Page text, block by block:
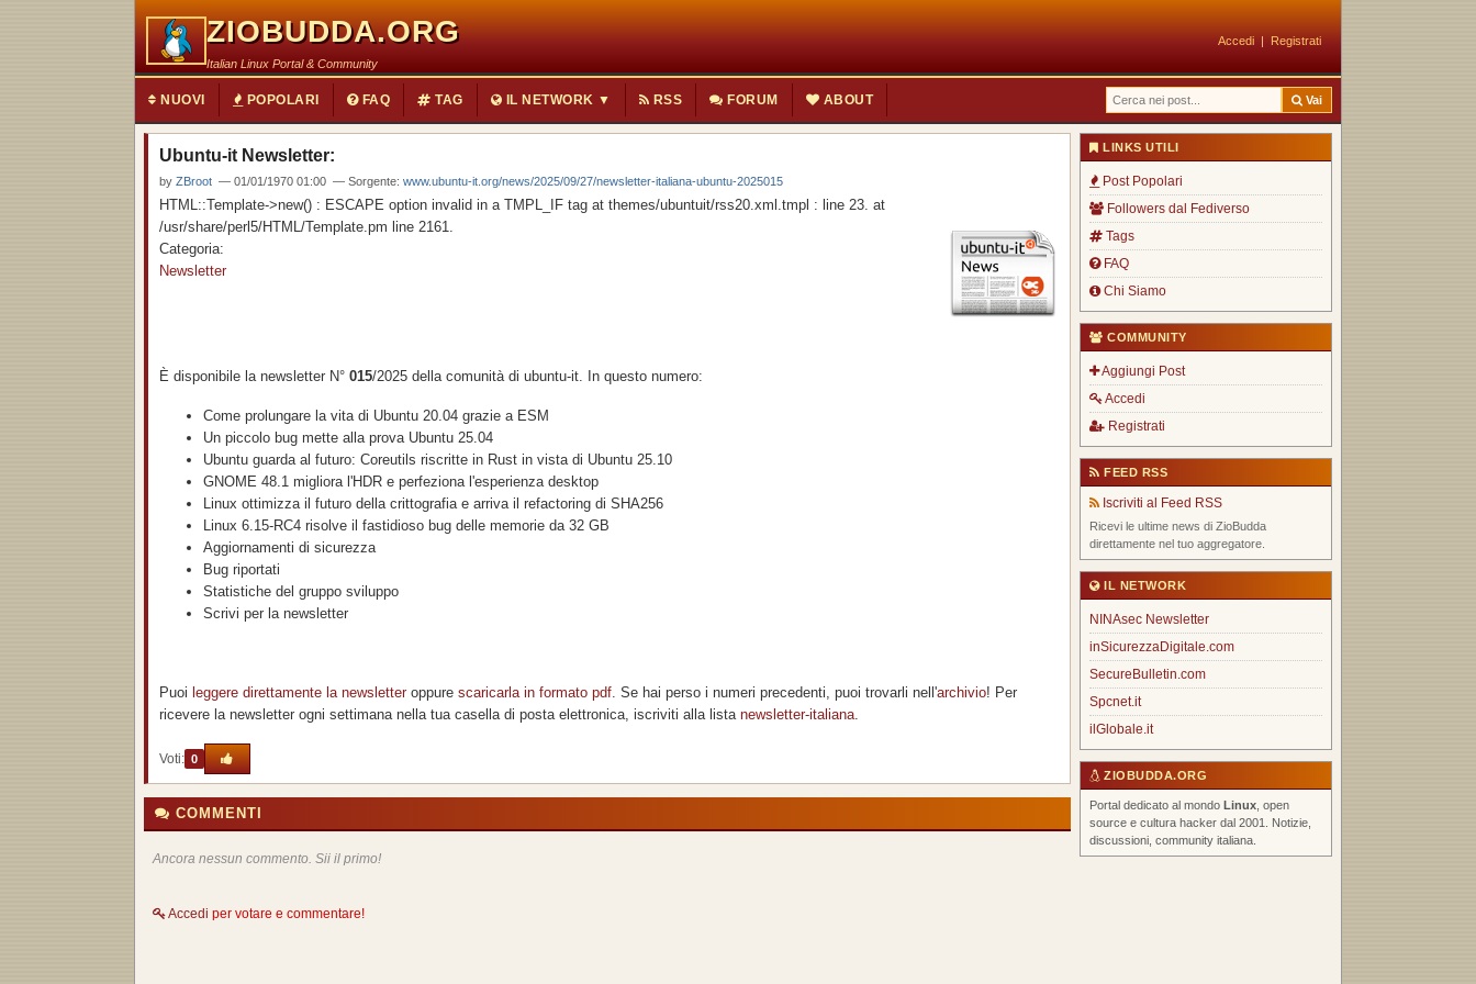
ZIOBUDDA.ORG
Italian Linux Portal & Community
Accedi | Registrati
NUOVI POPOLARI FAQ TAG IL NETWORK ▼ RSS FORUM ABOUT Vai
Ubuntu-it Newsletter:
by ZBroot — 01/01/1970 01:00 — Sorgente: www.ubuntu-it.org/news/2025/09/27/newsletter-italiana-ubuntu-2025015
HTML::Template->new() : ESCAPE option invalid in a TMPL_IF tag at themes/ubuntuit/rss20.xml.tmpl : line 23. at
/usr/share/perl5/HTML/Template.pm line 2161.
Categoria:
Newsletter
È disponibile la newsletter N° 015/2025 della comunità di ubuntu-it. In questo numero:
Come prolungare la vita di Ubuntu 20.04 grazie a ESM
Un piccolo bug mette alla prova Ubuntu 25.04
Ubuntu guarda al futuro: Coreutils riscritte in Rust in vista di Ubuntu 25.10
GNOME 48.1 migliora l'HDR e perfeziona l'esperienza desktop
Linux ottimizza il futuro della crittografia e arriva il refactoring di SHA256
Linux 6.15-RC4 risolve il fastidioso bug delle memorie da 32 GB
Aggiornamenti di sicurezza
Bug riportati
Statistiche del gruppo sviluppo
Scrivi per la newsletter
Puoi leggere direttamente la newsletteroppure scaricarla in formato pdf. Se hai perso i numeri precedenti, puoi trovarli nell'archivio! Per
ricevere la newsletter ogni settimana nella tua casella di posta elettronica, iscriviti alla lista newsletter-italiana.
Voti: 0
COMMENTI
Ancora nessun commento. Sii il primo!
Accedi per votare e commentare!
LINKS UTILI
Post Popolari
Followers dal Fediverso
Tags
FAQ
Chi Siamo
COMMUNITY
Aggiungi Post
Accedi
Registrati
FEED RSS
Iscriviti al Feed RSS
Ricevi le ultime news di ZioBudda
direttamente nel tuo aggregatore.
IL NETWORK
NINAsec Newsletter
inSicurezzaDigitale.com
SecureBulletin.com
Spcnet.it
ilGlobale.it
ZIOBUDDA.ORG
Portal dedicato al mondo Linux , open
source e cultura hacker dal 2001. Notizie,
discussioni, community italiana.